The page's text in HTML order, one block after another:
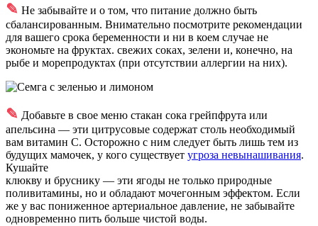
✎ Не забывайте и о том, что питание должно быть
сбалансированным. Внимательно посмотрите рекомендации
для вашего срока беременности и ни в коем случае не
экономьте на фруктах. свежих соках, зелени и, конечно, на
рыбе и морепродуктах (при отсутствии аллергии на них).
✎ Добавьте в свое меню стакан сока грейпфрута или
апельсина — эти цитрусовые содержат столь необходимый
вам витамин С. Осторожно с ним следует быть лишь тем из
будущих мамочек, у кого существует угроза невынашивания.
Кушайте
клюкву и бруснику — эти ягоды не только природные
поливитамины, но и обладают мочегонным эффектом. Если
же у вас пониженное артериальное давление, не забывайте
одновременно пить больше чистой воды.